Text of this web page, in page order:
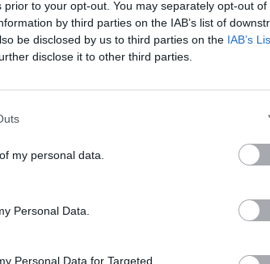
to your opt-out. You may separately opt-out of
by third parties on the IAB’s list of
be disclosed by us to third parties on the IAB’s
disclose it to other third parties.
my personal data.
Personal Data.
Personal Data for Targeted